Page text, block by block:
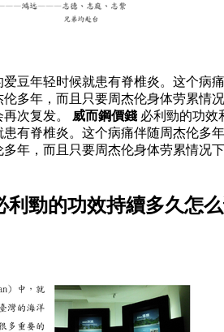
豆年轻时候就患有脊椎炎。这个
多年，而且只要周杰伦身体劳累情
次复发。 威而鋼價錢 必利勁的功效
有脊椎炎。这个病痛伴随周杰伦多
年，而且只要周杰伦身体劳累情况
利勁的功效持續多久怎